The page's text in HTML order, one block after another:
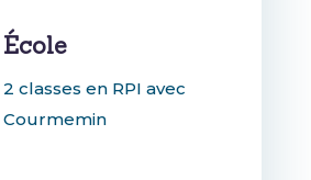
École
2 classes en RPI avec
Courmemin